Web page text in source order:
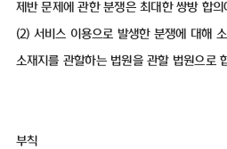
제반 문제에 관한 분쟁은 최대한 쌍방 합
(2) 서비스 이용으로 발생한 분쟁에 대해
소재지를 관할하는 법원을 관할 법원으로
부칙